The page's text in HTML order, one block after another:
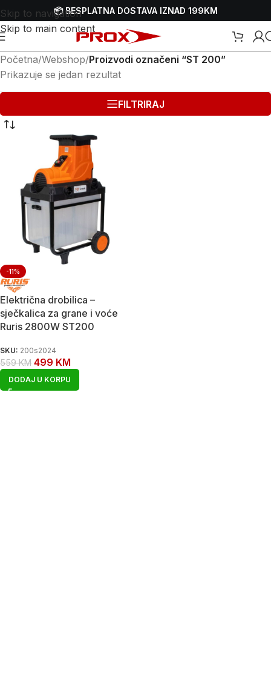
Skip to navigation
Skip to main content
📦 BESPLATNA DOSTAVA IZNAD 199KM
Početna/Webshop/Proizvodi označeni “ST 200”
Prikazuje se jedan rezultat
FILTRIRAJ
-11%
Električna drobilica –
sječkalica za grane i voće
Ruris 2800W ST200
SKU: 200s2024
559KM 499 KM
DODAJ U KORPU